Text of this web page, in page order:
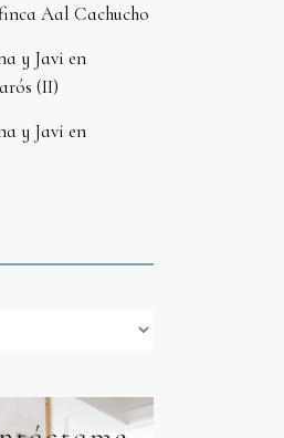
Aal Cachucho
y Javi en
(II)
y Javi en